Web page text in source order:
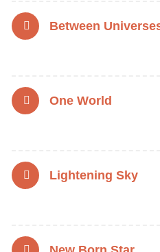
Between
One World
Lightening Sky